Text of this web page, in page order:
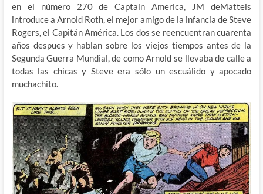
en el número 270 de Captain America, JM deMatteis
introduce a Arnold Roth, el mejor amigo de la infancia de Steve
Rogers, el Capitán América. Los dos se reencuentran cuarenta
años despues y hablan sobre los viejos tiempos antes de la
Segunda Guerra Mundial, de como Arnold se llevaba de calle a
todas las chicas y Steve era sólo un escuálido y apocado
muchachito.